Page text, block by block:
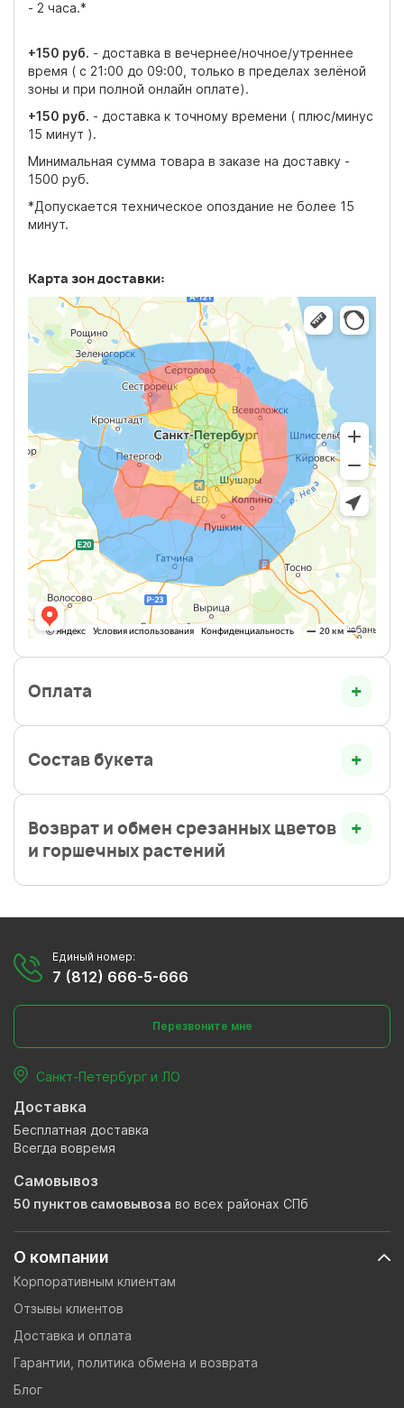
- 2 часа.*
+150 руб. - доставка в вечернее/ночное/утреннее
время ( c 21:00 до 09:00, только в пределах зелёной
зоны и при полной онлайн оплате).
+150 руб. - доставка к точному времени ( плюс/минус
15 минут ).
Минимальная сумма товара в заказе на доставку -
1500 руб.
*Допускается техническое опоздание не более 15
минут.
Карта зон доставки:
Оплата
Состав букета
Возврат и обмен срезанных цветов
и горшечных растений
О компании
Корпоративным клиентам
Отзывы клиентов
Доставка и оплата
Гарантии, политика обмена и возврата
Блог
Единый номер:
7 (812) 666-5-666
Перезвоните мне
Санкт-Петербург и ЛО
Доставка
Бесплатная доставка
Всегда вовремя
Самовывоз
50 пунктов самовывоза во всех районах СПб